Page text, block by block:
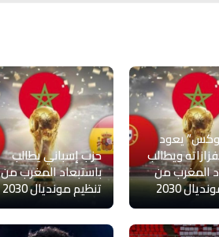
يعود
ويطالب
المغرب من
2030
حزب إسباني يطالب
باستبعاد المغرب من
تنظيم مونديال 2030